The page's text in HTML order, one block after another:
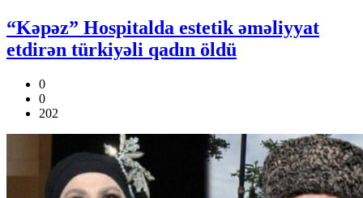
“Kəpəz” Hospitalda estetik əməliyyat
etdirən türkiyəli qadın öldü
0
0
202